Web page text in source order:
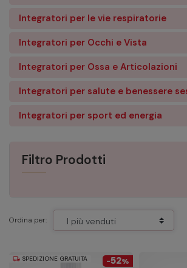
Integratori per le vie respiratorie
Integratori per Occhi e Vista
Integratori per Ossa e Articolazioni
Integratori per salute e benessere
Integratori per sport ed energia
Filtro Prodotti
Ordina per:
local_shipping SPEDIZIONE GRATUITA -52%